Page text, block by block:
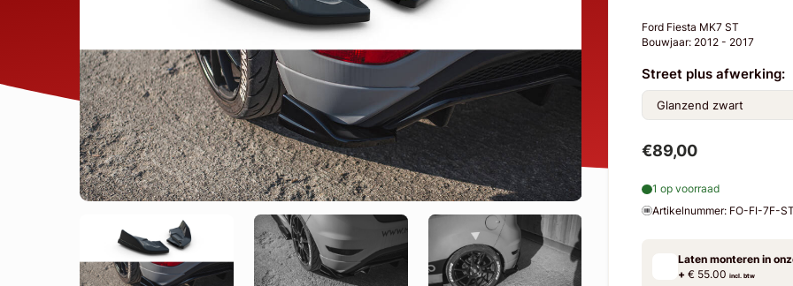
Ford Fiesta MK7 ST
Bouwjaar: 2012 - 2017
Street plus afwerking:
€89,00
1 op voorraad
Artikelnummer: FO-FI-7F-
Laten monteren in
+€ 55.00 incl. btw